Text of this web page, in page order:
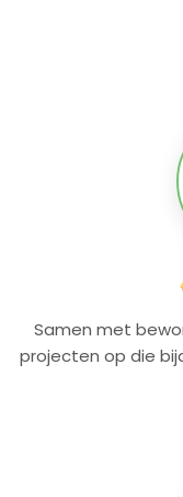
Samen met
projecten op die